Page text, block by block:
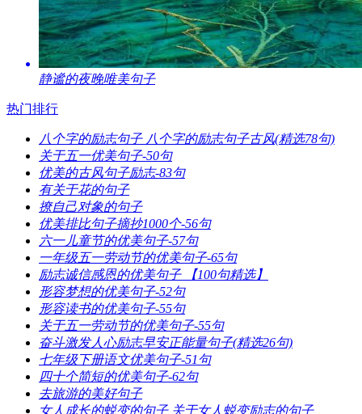
​静谧的夜晚唯美句子
热门排行
​八个字的励志句子 八个字的励志句子古风(精选78句)
​关于五一优美句子-50句
​优美的古风句子励志-83句
​有关于花的句子
​撩自己对象的句子
​优美排比句子摘抄1000个-56句
​六一儿童节的优美句子-57句
​一年级五一劳动节的优美句子-65句
​励志诚信感恩的优美句子 【100句精选】
​形容梦想的优美句子-52句
​形容读书的优美句子-55句
​关于五一劳动节的优美句子-55句
​奋斗激发人心励志早安正能量句子(精选26句)
​七年级下册语文优美句子-51句
​四十个简短的优美句子-62句
​去旅游的美好句子
​女人成长的蜕变的句子 关于女人蜕变励志的句子